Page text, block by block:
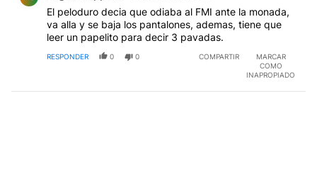
El peloduro decia que odiaba al FMI ante la monada,
va alla y se baja los pantalones, ademas, tiene que
leer un papelito para decir 3 pavadas.
RESPONDER 0 0 COMPARTIR
MARCAR
COMO
INAPROPIADO